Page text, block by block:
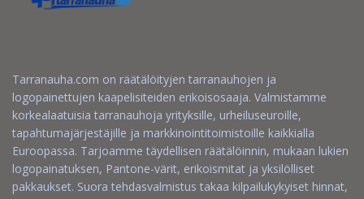
Tarranauha.com on räätälöityjen tarranauhojen ja
logopainettujen kaapelisiteiden erikoisosaaja. Valmistamme
korkealaatuisia tarranauhoja yrityksille, urheiluseuroille,
tapahtumajärjestäjille ja markkinointitoimistoille kaikkialla
Euroopassa. Tarjoamme täydellisen räätälöinnin, mukaan lukien
logopainatuksen, Pantone-värit, erikoismitat ja yksilölliset
pakkaukset. Suora tehdasvalmistus takaa kilpailukykyiset hinnat,